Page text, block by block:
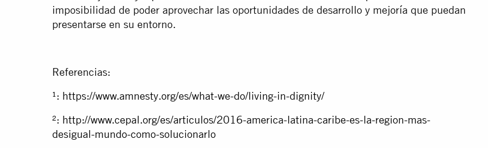
imposibilidad de poder aprovechar las oportunidades de desarrollo y mejoría que puedan
presentarse en su entorno.
Referencias:
¹: https://www.amnesty.org/es/what-we-do/living-in-dignity/
²: http://www.cepal.org/es/articulos/2016-america-latina-caribe-es-la-region-mas-
desigual-mundo-como-solucionarlo